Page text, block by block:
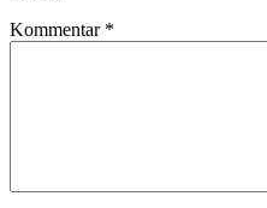
Kommentar *